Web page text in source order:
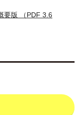
要版 （PDF 3.6